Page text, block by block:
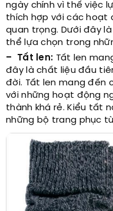
ngày chính vì thế việc
thích hợp với các hoạt
quan trọng. Dưới đây
thể lựa chọn trong
– Tất len: Tất len
đây là chất liệu đầu
đời. Tất len mang đến
với những hoạt động
thành khá rẻ. Kiểu tất
những bộ trang phục